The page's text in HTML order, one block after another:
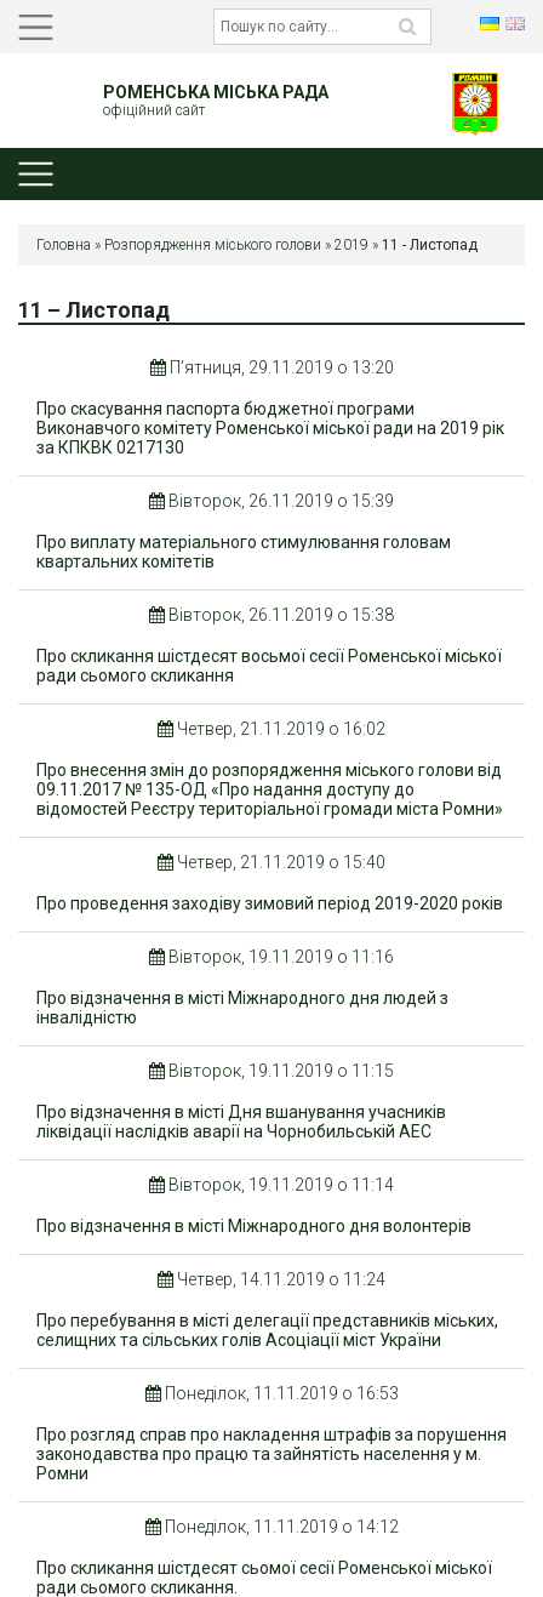
РОМЕНСЬКА МІСЬКА РАДА
офіційний сайт
Головна » Розпорядження міського голови » 2019 » 11 - Листопад
11 – Листопад
П’ятниця, 29.11.2019 о 13:20
Про скасування паспорта бюджетної програми
Виконавчого комітету Роменської міської ради на 2019 рік
за КПКВК 0217130
Вівторок, 26.11.2019 о 15:39
Про виплату матеріального стимулювання головам
квартальних комітетів
Вівторок, 26.11.2019 о 15:38
Про скликання шістдесят восьмої сесії Роменської міської
ради сьомого скликання
Четвер, 21.11.2019 о 16:02
Про внесення змін до розпорядження міського голови від
09.11.2017 № 135-ОД «Про надання доступу до
відомостей Реєстру територіальної громади міста Ромни»
Четвер, 21.11.2019 о 15:40
Про проведення заходіву зимовий період 2019-2020 років
Вівторок, 19.11.2019 о 11:16
Про відзначення в місті Міжнародного дня людей з
інвалідністю
Вівторок, 19.11.2019 о 11:15
Про відзначення в місті Дня вшанування учасників
ліквідації наслідків аварії на Чорнобильській АЕС
Вівторок, 19.11.2019 о 11:14
Про відзначення в місті Міжнародного дня волонтерів
Четвер, 14.11.2019 о 11:24
Про перебування в місті делегації представників міських,
селищних та сільських голів Асоціації міст України
Понеділок, 11.11.2019 о 16:53
Про розгляд справ про накладення штрафів за порушення
законодавства про працю та зайнятість населення у м.
Ромни
Понеділок, 11.11.2019 о 14:12
Про скликання шістдесят сьомої сесії Роменської міської
ради сьомого скликання.